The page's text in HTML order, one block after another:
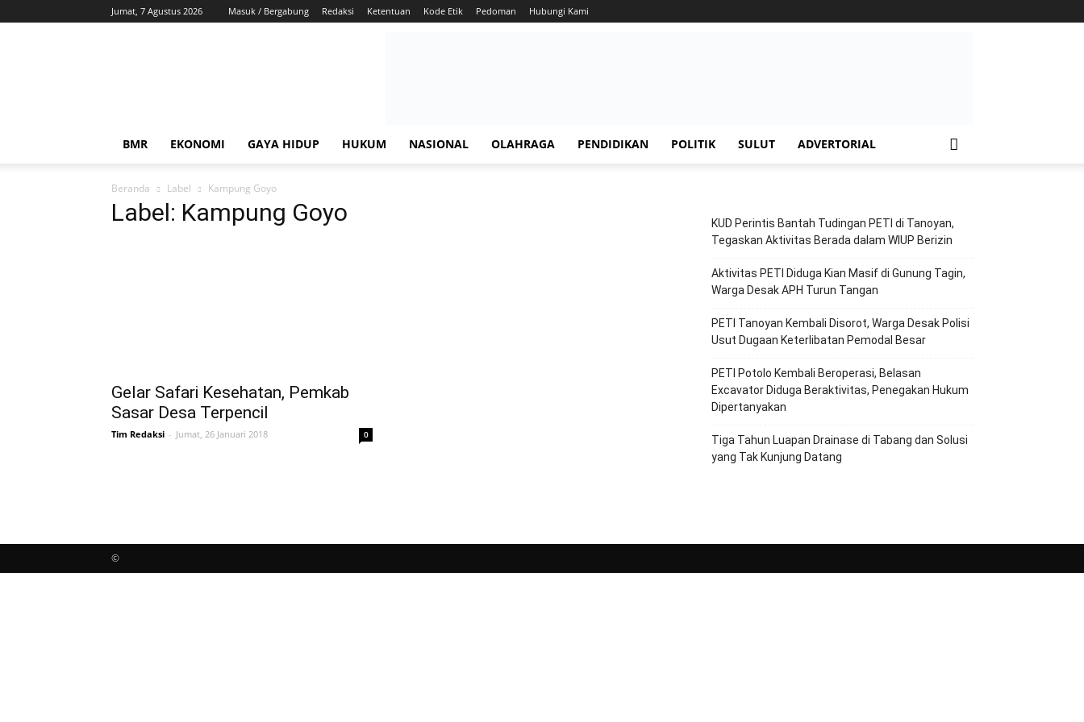
Jumat, 7 Agustus 2026 Masuk / Bergabung Redaksi Ketentuan Kode Etik Pedoman Hubungi Kami
BMR EKONOMI GAYA HIDUP HUKUM NASIONAL OLAHRAGA PENDIDIKAN POLITIK SULUT ADVERTORIAL
Beranda Label Kampung Goyo
Label: Kampung Goyo
Gelar Safari Kesehatan, Pemkab
Sasar Desa Terpencil
Tim Redaksi - Jumat, 26 Januari 2018 0
KUD Perintis Bantah Tudingan PETI di Tanoyan,
Tegaskan Aktivitas Berada dalam WIUP Berizin
Aktivitas PETI Diduga Kian Masif di Gunung Tagin,
Warga Desak APH Turun Tangan
PETI Tanoyan Kembali Disorot, Warga Desak Polisi
Usut Dugaan Keterlibatan Pemodal Besar
PETI Potolo Kembali Beroperasi, Belasan
Excavator Diduga Beraktivitas, Penegakan Hukum
Dipertanyakan
Tiga Tahun Luapan Drainase di Tabang dan Solusi
yang Tak Kunjung Datang
©